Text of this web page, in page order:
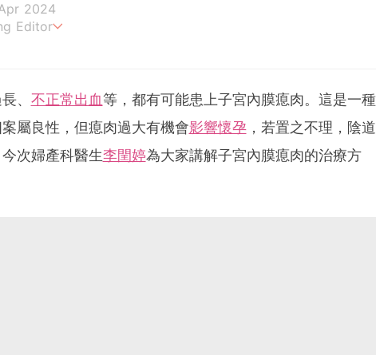
2024
Editor
、 不正常出血等，都有可能患上子宮內膜瘜肉。這是一種
屬良性，但瘜肉過大有機會影響懷孕，若置之不理，陰道
次婦產科醫生李閏婷為大家講解子宮內膜瘜肉的治療方